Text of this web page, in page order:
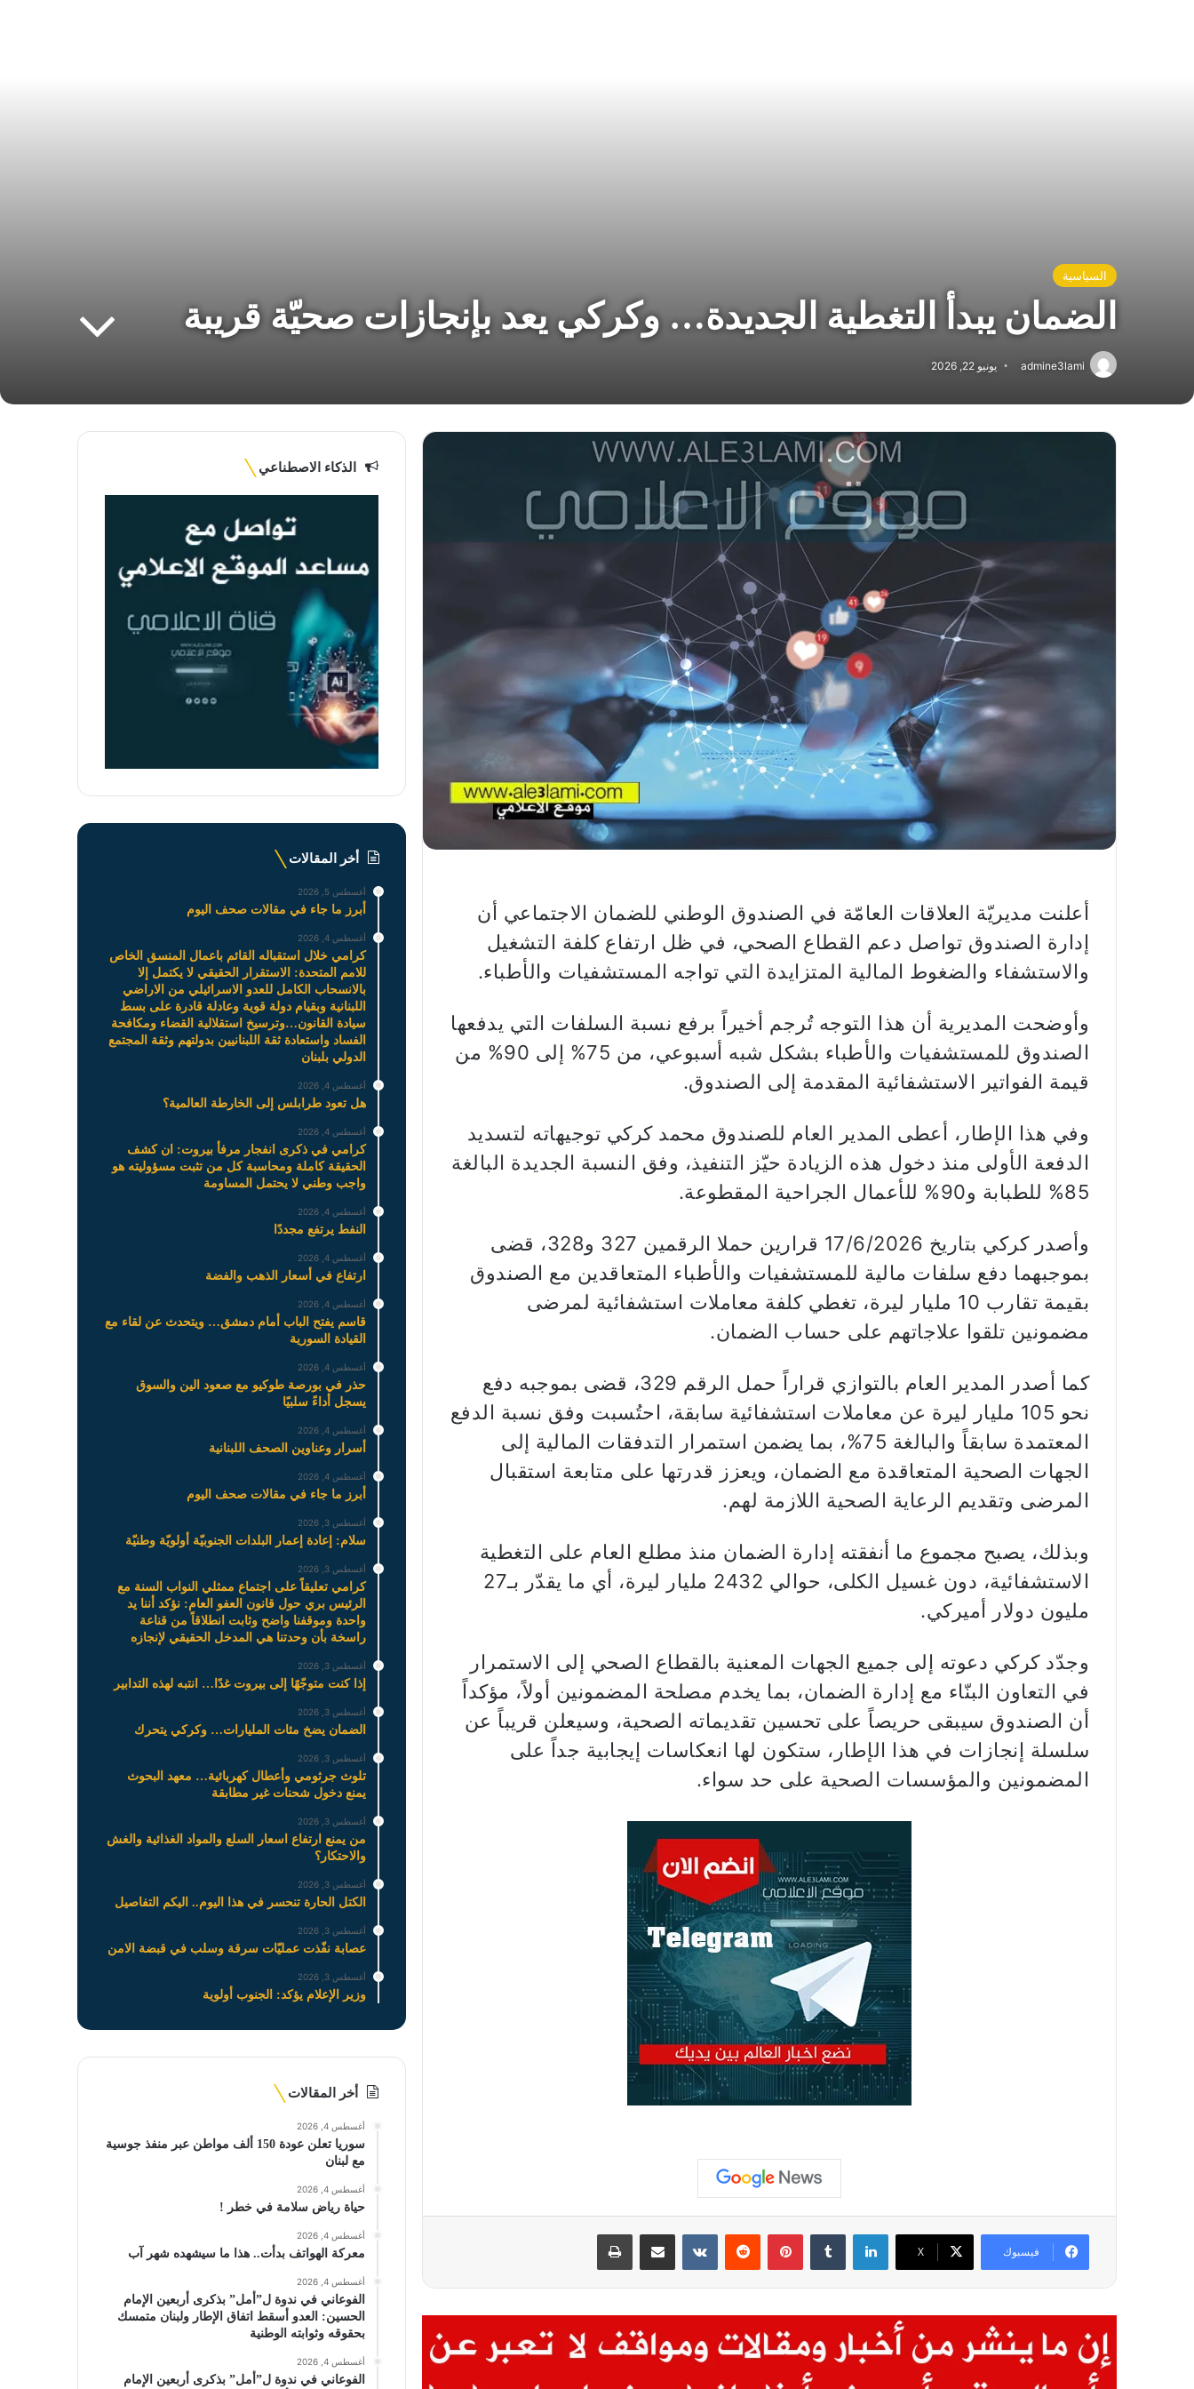
السياسية
الضمان يبدأ التغطية الجديدة… وكركي يعد بإنجازات صحيّة قريبة
admine3lami يونيو 22, 2026
أعلنت مديريّة العلاقات العامّة في الصندوق الوطني للضمان الاجتماعي أن
إدارة الصندوق تواصل دعم القطاع الصحي، في ظل ارتفاع كلفة التشغيل
والاستشفاء والضغوط المالية المتزايدة التي تواجه المستشفيات والأطباء.
وأوضحت المديرية أن هذا التوجه تُرجم أخيراً برفع نسبة السلفات التي يدفعها
الصندوق للمستشفيات والأطباء بشكل شبه أسبوعي، من 75% إلى 90% من
قيمة الفواتير الاستشفائية المقدمة إلى الصندوق.
وفي هذا الإطار، أعطى المدير العام للصندوق محمد كركي توجيهاته لتسديد
الدفعة الأولى منذ دخول هذه الزيادة حيّز التنفيذ، وفق النسبة الجديدة البالغة
85% للطبابة و90% للأعمال الجراحية المقطوعة.
وأصدر كركي بتاريخ 17/6/2026 قرارين حملا الرقمين 327 و328، قضى
بموجبهما دفع سلفات مالية للمستشفيات والأطباء المتعاقدين مع الصندوق
بقيمة تقارب 10 مليار ليرة، تغطي كلفة معاملات استشفائية لمرضى
مضمونين تلقوا علاجاتهم على حساب الضمان.
كما أصدر المدير العام بالتوازي قراراً حمل الرقم 329، قضى بموجبه دفع
نحو 105 مليار ليرة عن معاملات استشفائية سابقة، احتُسبت وفق نسبة الدفع
المعتمدة سابقاً والبالغة 75%، بما يضمن استمرار التدفقات المالية إلى
الجهات الصحية المتعاقدة مع الضمان، ويعزز قدرتها على متابعة استقبال
المرضى وتقديم الرعاية الصحية اللازمة لهم.
وبذلك، يصبح مجموع ما أنفقته إدارة الضمان منذ مطلع العام على التغطية
الاستشفائية، دون غسيل الكلى، حوالي 2432 مليار ليرة، أي ما يقدّر بـ27
مليون دولار أميركي.
وجدّد كركي دعوته إلى جميع الجهات المعنية بالقطاع الصحي إلى الاستمرار
في التعاون البنّاء مع إدارة الضمان، بما يخدم مصلحة المضمونين أولاً، مؤكداً
أن الصندوق سيبقى حريصاً على تحسين تقديماته الصحية، وسيعلن قريباً عن
سلسلة إنجازات في هذا الإطار، ستكون لها انعكاسات إيجابية جداً على
المضمونين والمؤسسات الصحية على حد سواء.
فيسبوك X
لينكدإن بينتيريست مشاركة عبر البريد طباعة
الذكاء الاصطناعي
أخر المقالات
أغسطس 5, 2026
أبرز ما جاء في مقالات صحف اليوم
أغسطس 4, 2026
كرامي خلال استقباله القائم باعمال المنسق الخاص
للامم المتحدة: الاستقرار الحقيقي لا يكتمل إلا
بالانسحاب الكامل للعدو الاسرائيلي من الاراضي
اللبنانية وبقيام دولة قوية وعادلة قادرة على بسط
سيادة القانون…وترسيخ استقلالية القضاء ومكافحة
الفساد واستعادة ثقة اللبنانيين بدولتهم وثقة المجتمع
الدولي بلبنان
أغسطس 4, 2026
هل تعود طرابلس إلى الخارطة العالمية؟
أغسطس 4, 2026
كرامي في ذكرى انفجار مرفأ بيروت: ان كشف
الحقيقة كاملة ومحاسبة كل من تثبت مسؤوليته هو
واجب وطني لا يحتمل المساومة
أغسطس 4, 2026
النفط يرتفع مجددًا
أغسطس 4, 2026
ارتفاع في أسعار الذهب والفضة
أغسطس 4, 2026
قاسم يفتح الباب أمام دمشق… ويتحدث عن لقاء مع
القيادة السورية
أغسطس 4, 2026
حذر في بورصة طوكيو مع صعود الين والسوق
يسجل أداءً سلبيًا
أغسطس 4, 2026
أسرار وعناوين الصحف اللبنانية
أغسطس 4, 2026
أبرز ما جاء في مقالات صحف اليوم
أغسطس 3, 2026
سلام: إعادة إعمار البلدات الجنوبيّة أولويّة وطنيّة
أغسطس 3, 2026
كرامي تعليقاً على اجتماع ممثلي النواب السنة مع
الرئيس بري حول قانون العفو العام: نؤكد أننا يد
واحدة وموقفنا واضح وثابت انطلاقاً من قناعة
راسخة بأن وحدتنا هي المدخل الحقيقي لإنجازه
أغسطس 3, 2026
إذا كنت متوجّهًا إلى بيروت غدًا… انتبه لهذه التدابير
أغسطس 3, 2026
الضمان يضخ مئات المليارات… وكركي يتحرك
أغسطس 3, 2026
تلوث جرثومي وأعطال كهربائية… معهد البحوث
يمنع دخول شحنات غير مطابقة
أغسطس 3, 2026
من يمنع ارتفاع اسعار السلع والمواد الغذائية والغش
والاحتكار؟
أغسطس 3, 2026
الكتل الحارة تنحسر في هذا اليوم.. اليكم التفاصيل
أغسطس 3, 2026
عصابة نفّذت عمليّات سرقة وسلب في قبضة الامن
أغسطس 3, 2026
وزير الإعلام يؤكد: الجنوب أولوية
أخر المقالات
أغسطس 4, 2026
سوريا تعلن عودة 150 ألف مواطن عبر منفذ جوسية
مع لبنان
أغسطس 4, 2026
حياة رياض سلامة في خطر !
أغسطس 4, 2026
معركة الهواتف بدأت.. هذا ما سيشهده شهر آب
أغسطس 4, 2026
الفوعاني في ندوة ل”أمل” بذكرى أربعين الإمام
الحسين: العدو أسقط اتفاق الإطار ولبنان متمسك
بحقوقه وثوابته الوطنية
أغسطس 4, 2026
الفوعاني في ندوة ل”أمل” بذكرى أربعين الإمام